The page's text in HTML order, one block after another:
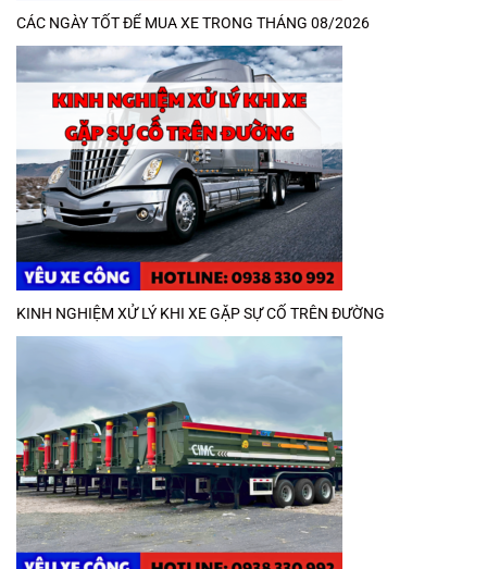
CÁC NGÀY TỐT ĐỂ MUA XE TRONG THÁNG 08/2026
KINH NGHIỆM XỬ LÝ KHI XE GẶP SỰ CỐ TRÊN ĐƯỜNG